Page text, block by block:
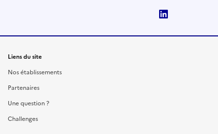
Liens du site
Nos établissements
Partenaires
Une question ?
Challenges